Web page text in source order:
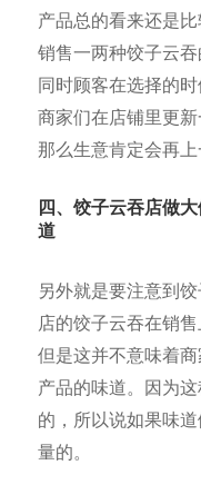
产品总的看来还是
销售一两种饺子云吞
同时顾客在选择的
商家们在店铺里更
那么生意肯定会再上
四、饺子云吞店做
道
另外就是要注意到
店的饺子云吞在销
但是这并不意味着
产品的味道。因为
的，所以说如果味
量的。